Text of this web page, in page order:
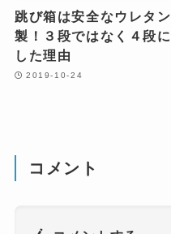
跳び箱は安全なウレタン
製！３段ではなく４段に
した理由
2019-10-24
コメント